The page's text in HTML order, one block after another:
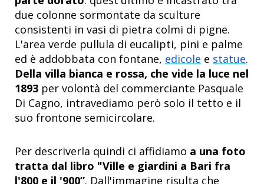
due colonne sormontate da sculture
consistenti in vasi di pietra colmi di pigne.
L'area verde pullula di eucalipti, pini e palme
ed è addobbata con fontane, edicole e statue.
Della villa bianca e rossa, che vide la luce nel
1893 per volontà del commerciante Pasquale
Di Cagno, intravediamo però solo il tetto e il
suo frontone semicircolare.
Per descriverla quindi ci affidiamo a una foto
tratta dal libro "Ville e giardini a Bari fra
l'800 e il '900”. Dall'immagine risulta che